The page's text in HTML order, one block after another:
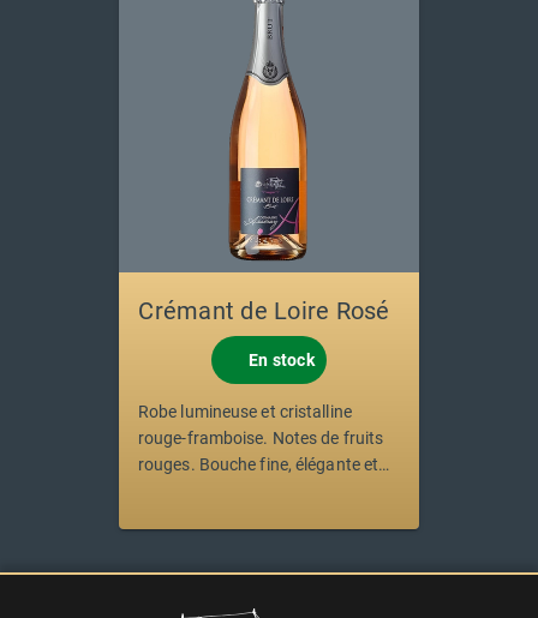
Crémant de Loire Rosé
En stock
Robe lumineuse et cristalline
rouge-framboise. Notes de fruits
rouges. Bouche fine, élégante et